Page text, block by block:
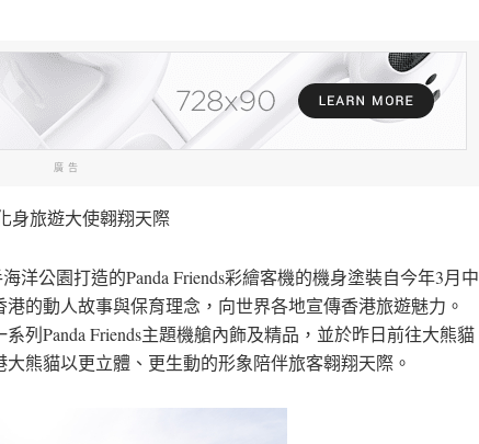
廣告
身旅遊大使翱翔天際
洋公園打造的Panda Friends彩繪客機的機身塗裝自今年3月中
的動人故事與保育理念，向世界各地宣傳香港旅遊魅力。
列Panda Friends主題機艙內飾及精品，並於昨日前往大熊貓
熊貓以更立體、更生動的形象陪伴旅客翱翔天際。